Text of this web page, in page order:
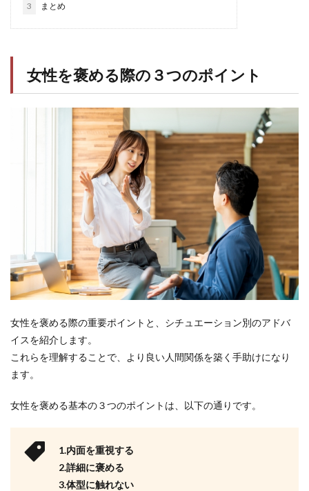
3 まとめ
女性を褒める際の３つのポイント
女性を褒める際の重要ポイントと、シチュエーション別のアドバ
イスを紹介します。
これらを理解することで、より良い人間関係を築く手助けになり
ます。
女性を褒める基本の３つのポイントは、以下の通りです。
1.内面を重視する
2.詳細に褒める
3.体型に触れない